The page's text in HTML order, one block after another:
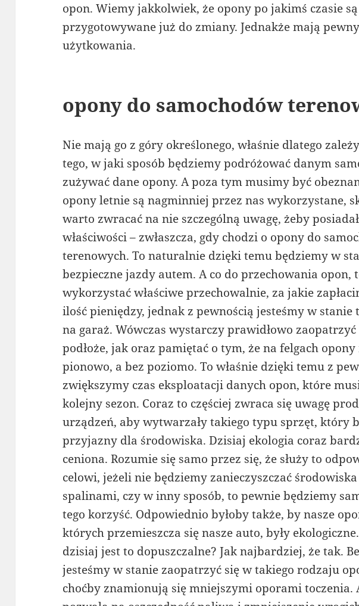
opon. Wiemy jakkolwiek, że opony po jakimś czasie są
przygotowywane już do zmiany. Jednakże mają
użytkowania.
opony do samochodów
Nie mają go z góry określonego, właśnie dlatego
tego, w jaki sposób będziemy podróżować danym
zużywać dane opony. A poza tym musimy być
opony letnie są nagminniej przez nas wykorzystane,
warto zwracać na nie szczególną uwagę, żeby
właściwości – zwłaszcza, gdy chodzi o opony do
terenowych. To naturalnie dzięki temu będziemy w
bezpieczne jazdy autem. A co do przechowania opon,
wykorzystać właściwe przechowalnie, za jakie
ilość pieniędzy, jednak z pewnością jesteśmy w stanie
na garaż. Wówczas wystarczy prawidłowo zaopatrzyć
podłoże, jak oraz pamiętać o tym, że na felgach
pionowo, a bez poziomo. To właśnie dzięki temu z
zwiększymy czas eksploatacji danych opon, które
kolejny sezon. Coraz to częściej zwraca się uwagę
urządzeń, aby wytwarzały takiego typu sprzęt, który
przyjazny dla środowiska. Dzisiaj ekologia coraz
ceniona. Rozumie się samo przez się, że służy to
celowi, jeżeli nie będziemy zanieczyszczać
spalinami, czy w inny sposób, to pewnie będziemy
tego korzyść. Odpowiednio byłoby także, by nasze
których przemieszcza się nasze auto, były
dzisiaj jest to dopuszczalne? Jak najbardziej, że tak.
jesteśmy w stanie zaopatrzyć się w takiego rodzaju
choćby znamionują się mniejszymi oporami toczenia.